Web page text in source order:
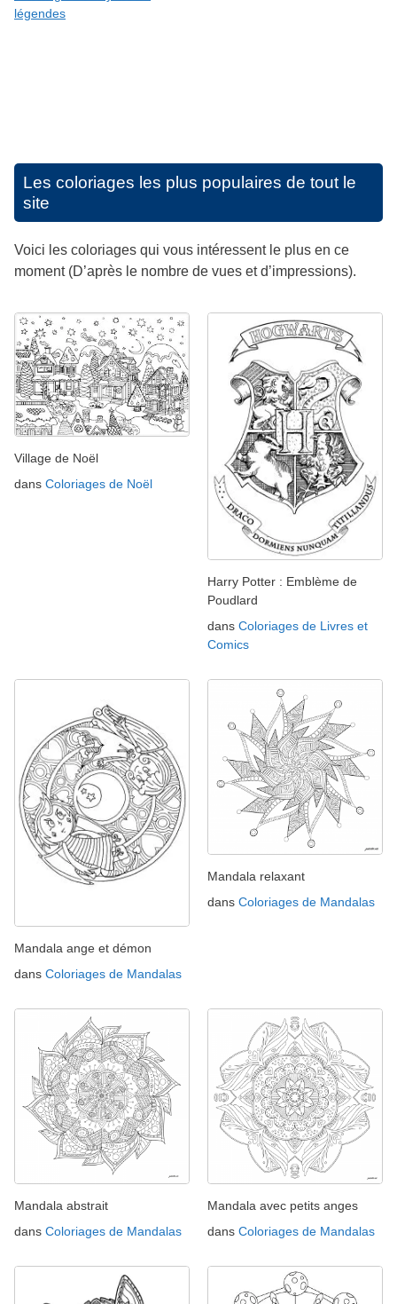
légendes
Les coloriages les plus populaires de tout le
site
Voici les coloriages qui vous intéressent le plus en ce
moment (D’après le nombre de vues et d’impressions).
Village de Noël
dans Coloriages de Noël
Harry Potter : Emblème de
Poudlard
dans Coloriages de Livres et
Comics
Mandala ange et démon
dans Coloriages de Mandalas
Mandala relaxant
dans Coloriages de Mandalas
Mandala abstrait
dans Coloriages de Mandalas
Mandala avec petits anges
dans Coloriages de Mandalas